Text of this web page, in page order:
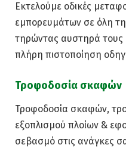
Εκτελούμε οδικές
εμπορευμάτων σε όλη
τηρώντας αυστηρά τους
πλήρη πιστοποίηση
Τροφοδοσία σκαφών
Τροφοδοσία σκαφών,
εξοπλισμού πλοίων &
σεβασμό στις ανάγκες